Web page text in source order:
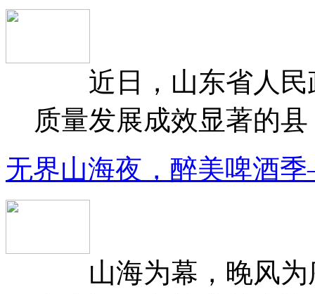
近日，山东省人民
质量发展成效显著的
无界山海夜，醉美啤酒
山海为幕，晚风为